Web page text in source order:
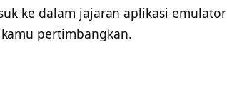
ke dalam jajaran aplikasi emulator
pertimbangkan.